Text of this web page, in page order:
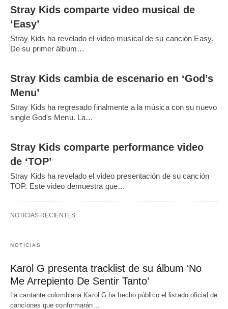
Stray Kids comparte video musical de
‘Easy’
Stray Kids ha revelado el video musical de su canción Easy.
De su primer álbum…
Stray Kids cambia de escenario en ‘God’s
Menu’
Stray Kids ha regresado finalmente a la música con su nuevo
single God's Menu. La…
Stray Kids comparte performance video
de ‘TOP’
Stray Kids ha revelado el video presentación de su canción
TOP. Este video demuestra que…
NOTICIAS RECIENTES
NOTICIAS
Karol G presenta tracklist de su álbum ‘No
Me Arrepiento De Sentir Tanto’
La cantante colombiana Karol G ha hecho público el listado oficial de
canciones que conformarán…